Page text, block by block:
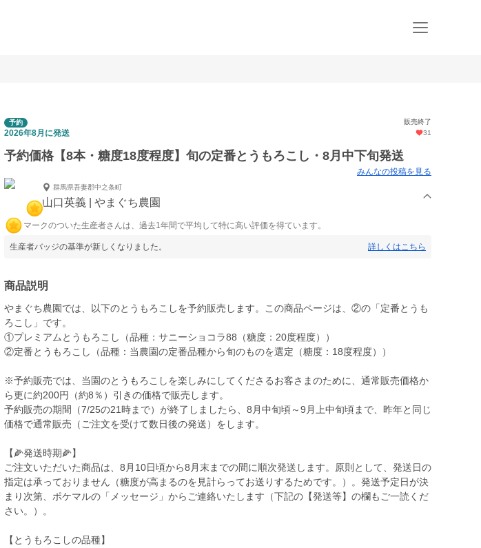
予約 販売終了
2026年8月に発送 31
予約価格【8本・糖度18度程度】旬の定番とうもろこし・8月中下旬発送
みんなの投稿を見る
群馬県吾妻郡中之条町
山口英義 | やまぐち農園
マークのついた生産者さんは、過去1年間で平均して特に高い評価を得ています。
生産者バッジの基準が新しくなりました。 詳しくはこちら
商品説明
やまぐち農園では、以下のとうもろこしを予約販売します。この商品ページは、②の「定番とうも
ろこし」です。
①プレミアムとうもろこし（品種：サニーショコラ88（糖度：20度程度））
②定番とうもろこし（品種：当農園の定番品種から旬のものを選定（糖度：18度程度））
※予約販売では、当園のとうもろこしを楽しみにしてくださるお客さまのために、通常販売価格か
ら更に約200円（約8％）引きの価格で販売します。
予約販売の期間（7/25の21時まで）が終了しましたら、8月中旬頃～9月上中旬頃まで、昨年と同じ
価格で通常販売（ご注文を受けて数日後の発送）をします。
【🌽発送時期🌽】
ご注文いただいた商品は、8月10日頃から8月末までの間に順次発送します。原則として、発送日の
指定は承っておりません（糖度が高まるのを見計らってお送りするためです。）。発送予定日が決
まり次第、ポケマルの「メッセージ」からご連絡いたします（下記の【発送等】の欄もご一読くだ
さい。）。
【とうもろこしの品種】